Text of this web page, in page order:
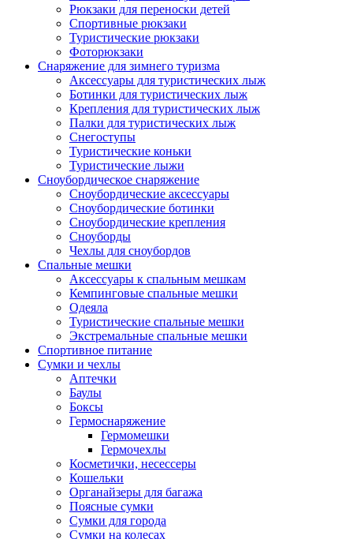
Рюкзаки для переноски детей
Спортивные рюкзаки
Туристические рюкзаки
Фоторюкзаки
Снаряжение для зимнего туризма
Аксессуары для туристических лыж
Ботинки для туристических лыж
Крепления для туристических лыж
Палки для туристических лыж
Снегоступы
Туристические коньки
Туристические лыжи
Сноубордическое снаряжение
Сноубордические аксессуары
Сноубордические ботинки
Сноубордические крепления
Сноуборды
Чехлы для сноубордов
Спальные мешки
Аксессуары к спальным мешкам
Кемпинговые спальные мешки
Одеяла
Туристические спальные мешки
Экстремальные спальные мешки
Спортивное питание
Сумки и чехлы
Аптечки
Баулы
Боксы
Гермоснаряжение
Гермомешки
Гермочехлы
Косметички, несессеры
Кошельки
Органайзеры для багажа
Поясные сумки
Сумки для города
Сумки на колесах